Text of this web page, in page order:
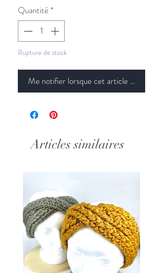
Quantité*
Rupture de stock
Me notifier lorsque cet article est
Articles similaires